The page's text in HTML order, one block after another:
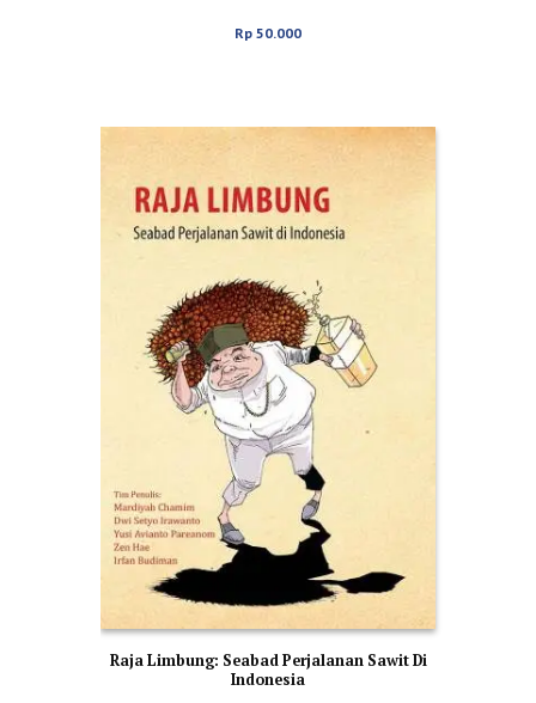
Rp 50.000
Raja Limbung: Seabad Perjalanan Sawit Di
Indonesia